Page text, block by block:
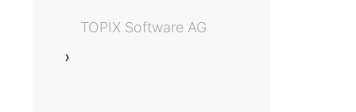
TOPIX Software AG